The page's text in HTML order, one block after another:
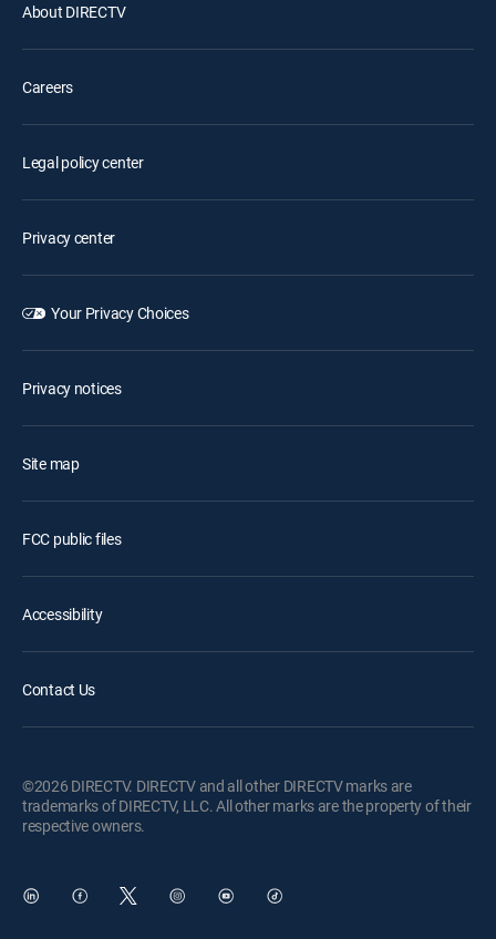
About DIRECTV
Careers
Legal policy center
Privacy center
Your Privacy Choices
Privacy notices
Site map
FCC public files
Accessibility
Contact Us
©2026 DIRECTV. DIRECTV and all other DIRECTV marks are
trademarks of DIRECTV, LLC. All other marks are the property of their
respective owners.